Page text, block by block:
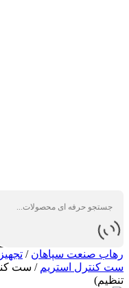
رهاب صنعت سپاهان /
ست کنترل استریم /
تنظیم)